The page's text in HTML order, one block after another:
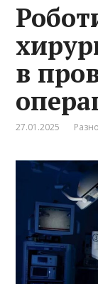
в
27.01.2025